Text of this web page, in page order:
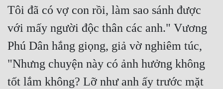
Sắc
Sủng
Thanh Xuân
Tiên Hiệp
Tôi đã có vợ con rồi, làm sao sánh được
với mấy người độc thân các anh." Vương
Phú Dân hắng giọng, giả vờ nghiêm túc,
"Nhưng chuyện này có ảnh hưởng không
tốt lắm không? Lỡ như anh ấy trước mặt